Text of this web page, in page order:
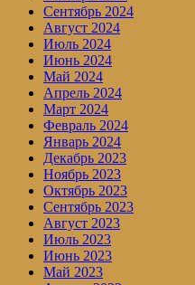
Сентябрь 2024
Август 2024
Июль 2024
Июнь 2024
Май 2024
Апрель 2024
Март 2024
Февраль 2024
Январь 2024
Декабрь 2023
Ноябрь 2023
Октябрь 2023
Сентябрь 2023
Август 2023
Июль 2023
Июнь 2023
Май 2023